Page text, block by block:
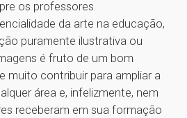
os professores
da arte na educação,
puramente ilustrativa ou
é fruto de um bom
muito contribuir para ampliar a
área e, infelizmente, nem
receberam em sua formação